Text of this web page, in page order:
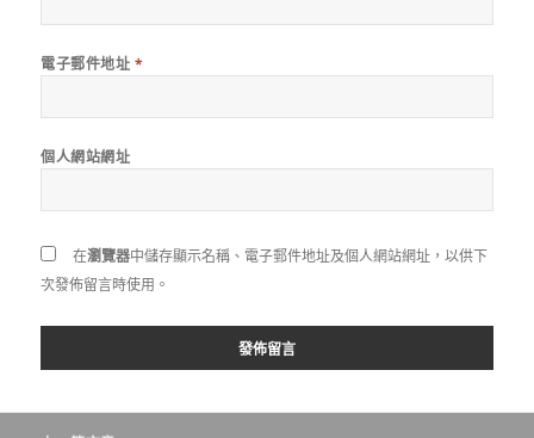
電子郵件地址 *
個人網站網址
在瀏覽器中儲存顯示名稱、電子郵件地址及個人網站網址，以供下
次發佈留言時使用。